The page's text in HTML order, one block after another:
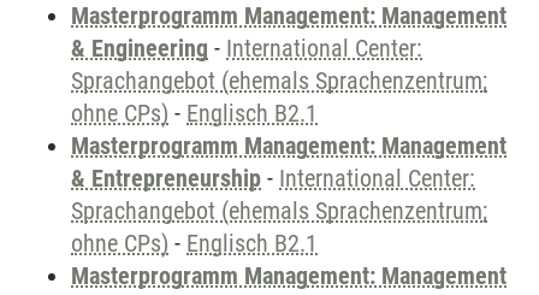
Masterprogramm Management: Management
& Engineering - International Center:
Sprachangebot (ehemals Sprachenzentrum;
ohne CPs) - Englisch B2.1
Masterprogramm Management: Management
& Entrepreneurship - International Center:
Sprachangebot (ehemals Sprachenzentrum;
ohne CPs) - Englisch B2.1
Masterprogramm Management: Management